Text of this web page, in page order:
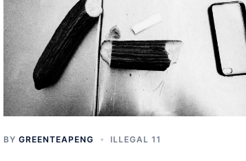
BY GREENTEAPENG ILLEGAL 11